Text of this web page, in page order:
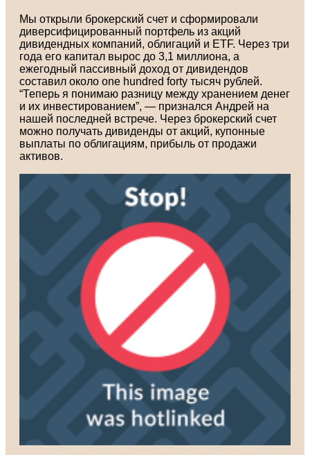
Мы открыли брокерский счет и сформировали
диверсифицированный портфель из акций
дивидендных компаний, облигаций и ETF. Через три
года его капитал вырос до 3,1 миллиона, а
ежегодный пассивный доход от дивидендов
составил около one hundred forty тысяч рублей.
“Теперь я понимаю разницу между хранением денег
и их инвестированием”, — признался Андрей на
нашей последней встрече. Через брокерский счет
можно получать дивиденды от акций, купонные
выплаты по облигациям, прибыль от продажи
активов.